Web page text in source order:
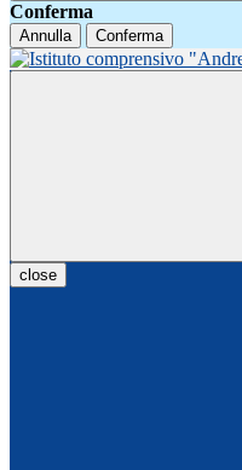
Conferma
Annulla Conferma
close